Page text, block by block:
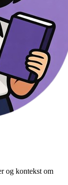
og kontekst om